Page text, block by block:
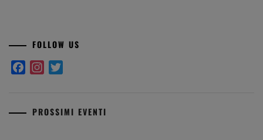
FOLLOW US
FacebookInstagram
PROSSIMI EVENTI